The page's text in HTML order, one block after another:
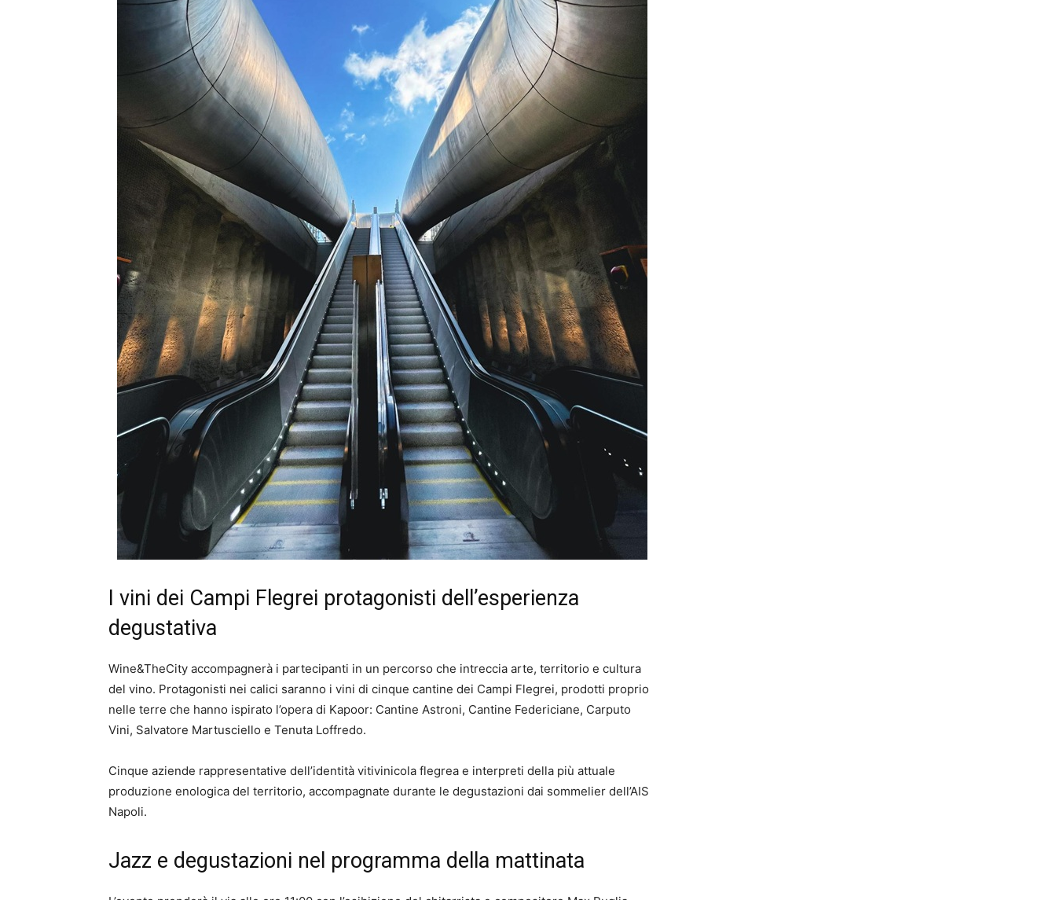
I vini dei Campi Flegrei protagonisti dell’esperienza
degustativa
Wine&TheCity accompagnerà i partecipanti in un percorso che intreccia arte, territorio e cultura
del vino. Protagonisti nei calici saranno i vini di cinque cantine dei Campi Flegrei, prodotti proprio
nelle terre che hanno ispirato l’opera di Kapoor: Cantine Astroni, Cantine Federiciane, Carputo
Vini, Salvatore Martusciello e Tenuta Loffredo.
Cinque aziende rappresentative dell’identità vitivinicola flegrea e interpreti della più attuale
produzione enologica del territorio, accompagnate durante le degustazioni dai sommelier dell’AIS
Napoli.
Jazz e degustazioni nel programma della mattinata